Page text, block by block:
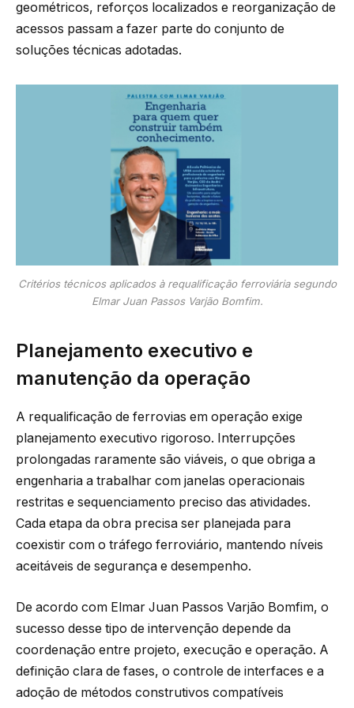
geométricos, reforços localizados e reorganização de
acessos passam a fazer parte do conjunto de
soluções técnicas adotadas.
Critérios técnicos aplicados à requalificação ferroviária segundo
Elmar Juan Passos Varjão Bomfim.
Planejamento executivo e
manutenção da operação
A requalificação de ferrovias em operação exige
planejamento executivo rigoroso. Interrupções
prolongadas raramente são viáveis, o que obriga a
engenharia a trabalhar com janelas operacionais
restritas e sequenciamento preciso das atividades.
Cada etapa da obra precisa ser planejada para
coexistir com o tráfego ferroviário, mantendo níveis
aceitáveis de segurança e desempenho.
De acordo com Elmar Juan Passos Varjão Bomfim, o
sucesso desse tipo de intervenção depende da
coordenação entre projeto, execução e operação. A
definição clara de fases, o controle de interfaces e a
adoção de métodos construtivos compatíveis